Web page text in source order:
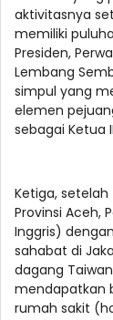
aktivitasnya
memiliki
Presiden,
Lembang
simpul yang
elemen
sebagai Ketua
Ketiga,
Provinsi Aceh,
Inggris)
sahabat di
dagang
mendapatkan
rumah sakit